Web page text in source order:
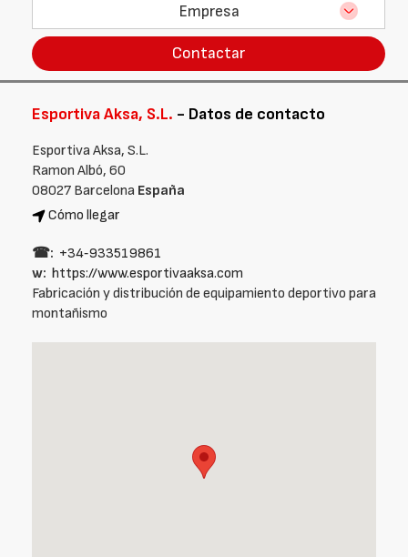
Empresa
Contactar
Esportiva Aksa, S.L. - Datos de contacto
Esportiva Aksa, S.L.
Ramon Albó, 60
08027 Barcelona España
Cómo llegar
☎: +34‑933519861
w: https://www.esportivaaksa.com
Fabricación y distribución de equipamiento deportivo para
montañismo